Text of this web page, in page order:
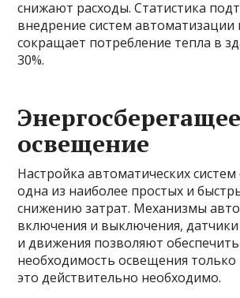
снижают расходы. Статистика
внедрение систем
сокращает потребление тепла в
30%.
Энергосберегащее
освещение
Настройка автоматических
одна из наиболее простых и
снижению затрат. Механизмы
включения и выключения,
и движения позволяют обеспечить
необходимость освещения только
это действительно необходимо.